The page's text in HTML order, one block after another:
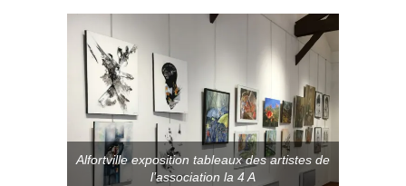
Alfortville exposition tableaux des artistes de
l’association la 4 A